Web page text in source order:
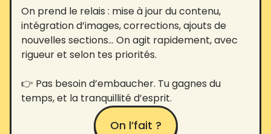
On prend le relais : mise à jour du contenu,
intégration d’images, corrections, ajouts de
nouvelles sections… On agit rapidement, avec
rigueur et selon tes priorités.
👉 Pas besoin d’embaucher. Tu gagnes du
temps, et la tranquillité d’esprit.
On l’fait ?